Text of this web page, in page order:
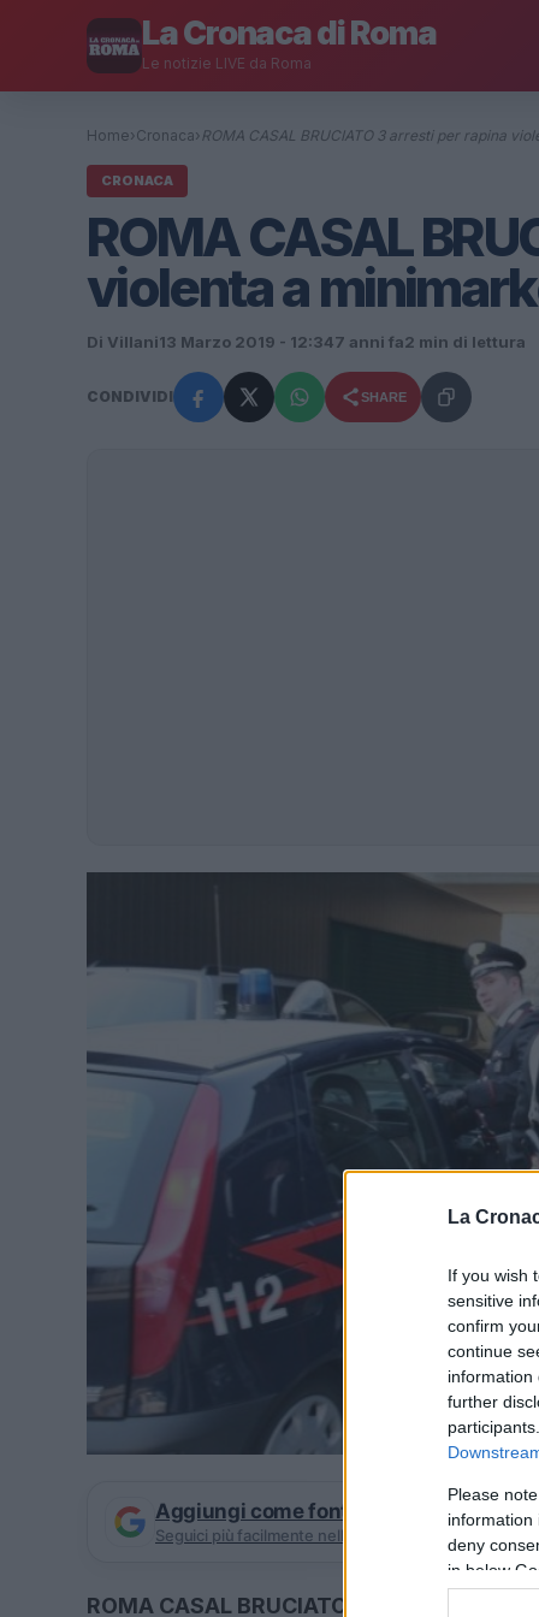
La
If you wish
sensitive
confirm
continue
information
further
Please
information
deny
in below
La Cronaca di Roma
Le notizie LIVE da Roma
Home› Cronaca› ROMA CASAL BRUCIATO 3 arresti per rapina
CRONACA
ROMA CASAL
violenta a
Di Villani13 Marzo 2019 - 12:347 anni fa2 min di lettura
CONDIVIDI SHARE
Aggiungi come fonte preferita su
Seguici più facilmente nelle notizie consigliate
ROMA CASAL BRUCIATO 3 arresti per